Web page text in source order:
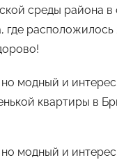
среды района
где расположилось